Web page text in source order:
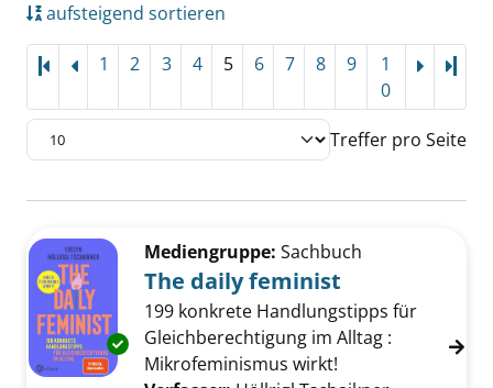
aufsteigend sortieren
1 2 3 4 5 6 7 8 9
1
0
Treffer pro Seite
Zu den Suchfiltern springen
Exemplar-Details von The daily feminist
Mediengruppe: Sachbuch
The daily feminist
199 konkrete Handlungstipps für
Gleichberechtigung im Alltag :
Mikrofeminismus wirkt!